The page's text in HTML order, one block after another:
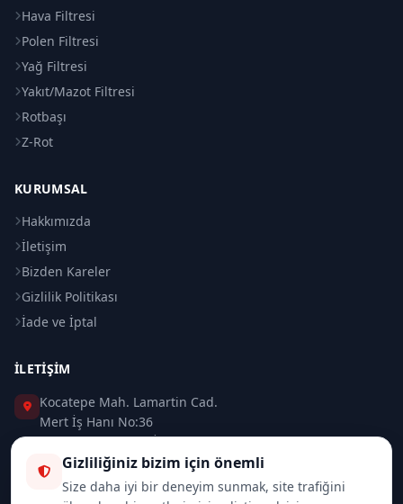
Hava Filtresi
Polen Filtresi
Yağ Filtresi
Yakıt/Mazot Filtresi
Rotbaşı
Z-Rot
KURUMSAL
Hakkımızda
İletişim
Bizden Kareler
Gizlilik Politikası
İade ve İptal
İLETIŞIM
Kocatepe Mah. Lamartin Cad.
Mert İş Hanı No:36
Taksim / Beyoğlu / İSTANBUL
0 (212) 235 37 83
Gizliliğiniz bizim için önemli
Size daha iyi bir deneyim sunmak, site trafiğini